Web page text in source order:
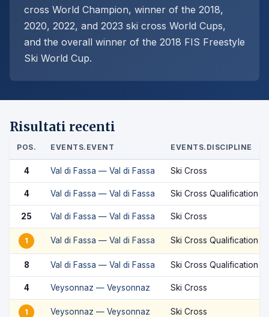
cross World Champion, winner of the 2018,
2020, 2022, and 2023 ski cross World Cups,
and the overall winner of the 2018 FIS Freestyle
Ski World Cup.
Risultati recenti
POS. EVENTS.EVENT EVENTS.DISCIPLINE
4 Val di Fassa — Val di Fassa Ski Cross
4 Val di Fassa — Val di Fassa Ski Cross Qualification
25 Val di Fassa — Val di Fassa Ski Cross
1 Val di Fassa — Val di Fassa Ski Cross Qualification
8 Val di Fassa — Val di Fassa Ski Cross Qualification
4 Veysonnaz — Veysonnaz Ski Cross
1 Veysonnaz — Veysonnaz Ski Cross